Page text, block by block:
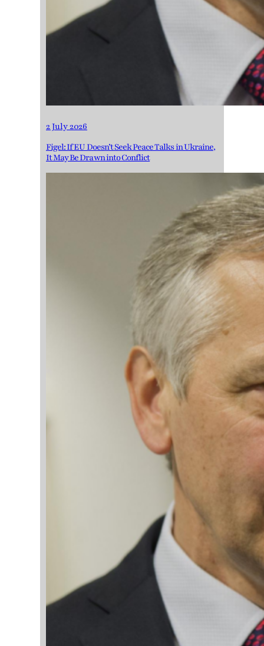
2 July 2026
Figel: If EU Doesn’t Seek Peace Talks in Ukraine,
It May Be Drawn into Conflict